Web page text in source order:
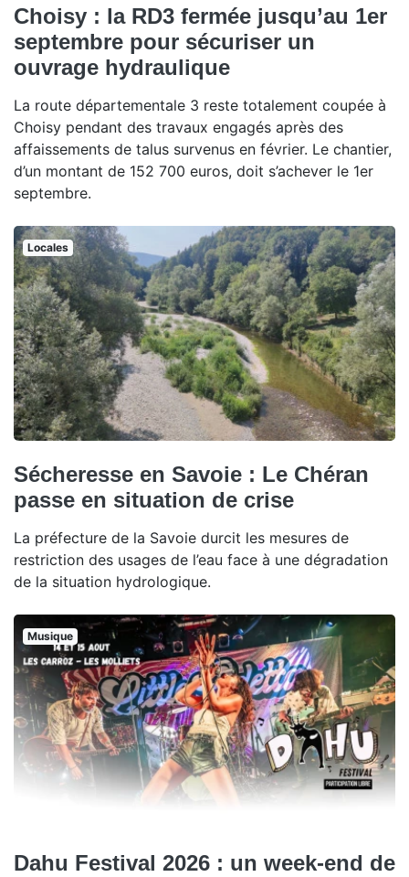
Choisy : la RD3 fermée jusqu’au 1er
septembre pour sécuriser un
ouvrage hydraulique
La route départementale 3 reste totalement coupée à
Choisy pendant des travaux engagés après des
affaissements de talus survenus en février. Le chantier,
d’un montant de 152 700 euros, doit s’achever le 1er
septembre.
Locales
Sécheresse en Savoie : Le Chéran
passe en situation de crise
La préfecture de la Savoie durcit les mesures de
restriction des usages de l’eau face à une dégradation
de la situation hydrologique.
Musique
Dahu Festival 2026 : un week-end de